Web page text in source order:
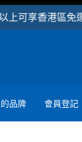
可享香港區免運
品牌 會員登記